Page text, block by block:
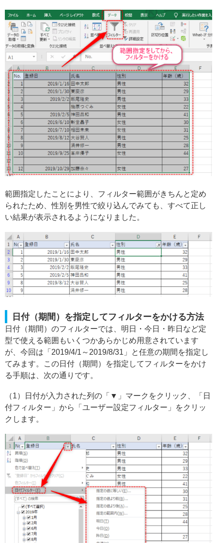
範囲指定したことにより、フィルター範囲がきちんと定め
られたため、性別を男性で絞り込んでみても、すべて正し
い結果が表示されるようになりました。
日付（期間）を指定してフィルターをかける方法
日付（期間）のフィルターでは、明日・今日・昨日など定
型で使える範囲もいくつかあらかじめ用意されています
が、今回は「2019/4/1～2019/8/31」と任意の期間を指定し
てみます。この日付（期間）を指定してフィルターをかけ
る手順は、次の通りです。
（1）日付が入力された列の「▼」マークをクリック、「日
付フィルター」から「ユーザー設定フィルター」をクリッ
クします。